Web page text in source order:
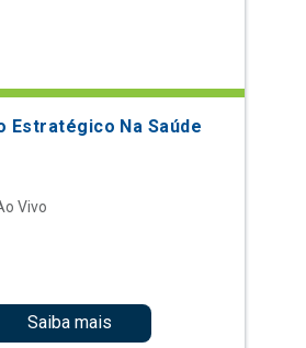
Estratégico Na Saúde
Vivo
Saiba mais